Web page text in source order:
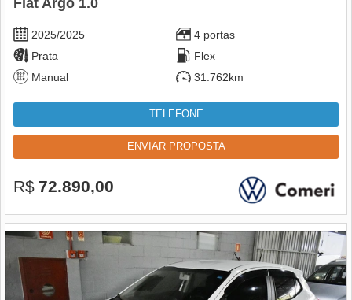
2025/2025
4 portas
Prata
Flex
Manual
31.762km
TELEFONE
ENVIAR PROPOSTA
R$ 72.890,00